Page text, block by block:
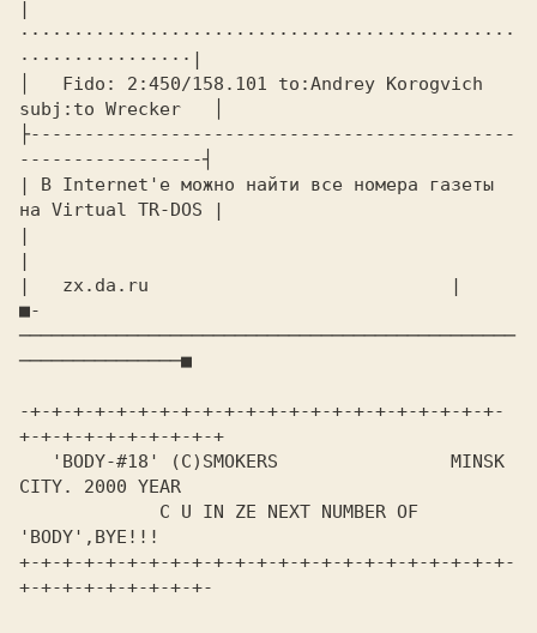
|
··············································
················|
│   Fido: 2:450/158.101 to:Andrey Korogvich
subj:to Wrecker   │
├---------------------------------------------
-----------------┤
| В Internet'e можно найти все номера газеты
на Virtual TR-DOS |
|
|
|   zx.da.ru                            |
■-
──────────────────────────────────────────────
───────────────■
-+-+-+-+-+-+-+-+-+-+-+-+-+-+-+-+-+-+-+-+-+-+-
+-+-+-+-+-+-+-+-+-+-+-+-+-+-+-+-+-+-+-+-+-+-+-